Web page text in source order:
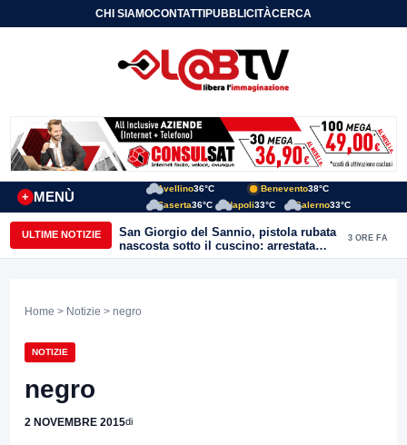
CHI SIAMOCONTATTIPUBBLICITÀCERCA
MENÙ
+
Avellino36°C Benevento38°C
Caserta36°C Napoli33°C Salerno33°C
ULTIME NOTIZIE
San Giorgio del Sannio, pistola rubata
nascosta sotto il cuscino: arrestata
51enne
3 ORE FA
Home > Notizie > negro
NOTIZIE
negro
2 NOVEMBRE 2015di